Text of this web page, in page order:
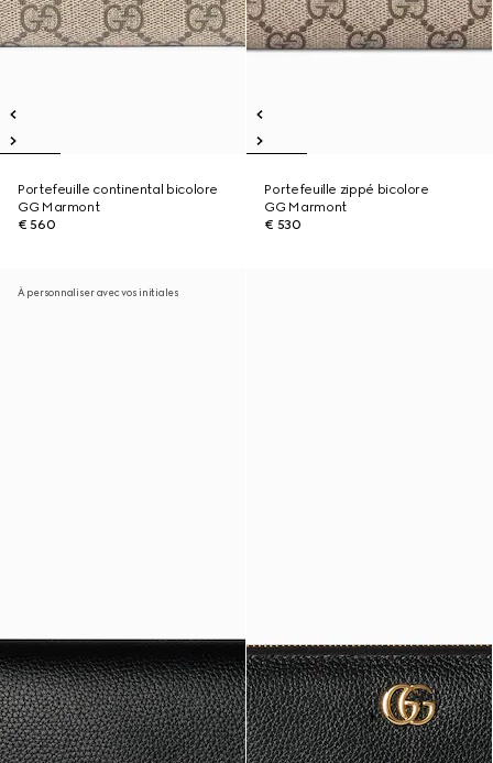
Portefeuille continental bicolore
GG Marmont
€ 560
Portefeuille zippé bicolore
GG Marmont
€ 530
À personnaliser avec vos initiales